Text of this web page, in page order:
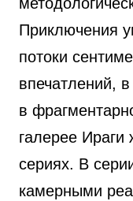
Приключения
потоки
впечатлений,
в
галерее Ираги
сериях. В
камерными